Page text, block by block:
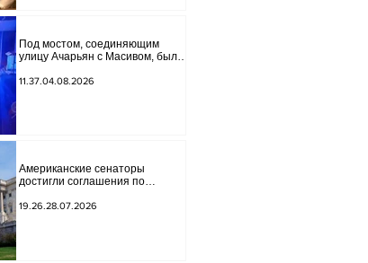
Под мостом, соединяющим
улицу Ачарьян с Масивом, было
котором были найдены две
11.37.04.08.2026
Американские сенаторы
достигли соглашения по
новых санкций против России и
19.26.28.07.2026